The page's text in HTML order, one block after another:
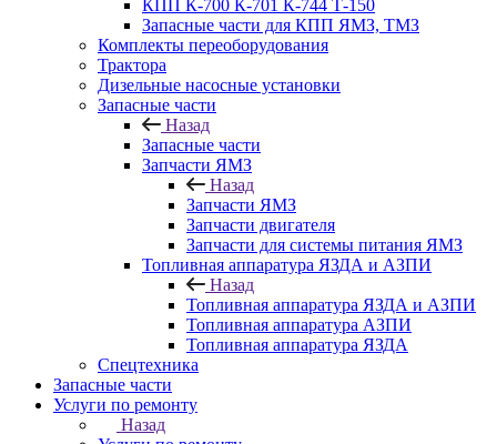
КПП К-700 К-701 К-744 Т-150
Запасные части для КПП ЯМЗ, ТМЗ
Комплекты переоборудования
Трактора
Дизельные насосные установки
Запасные части
Назад
Запасные части
Запчасти ЯМЗ
Назад
Запчасти ЯМЗ
Запчасти двигателя
Запчасти для системы питания ЯМЗ
Топливная аппаратура ЯЗДА и АЗПИ
Назад
Топливная аппаратура ЯЗДА и АЗПИ
Топливная аппаратура АЗПИ
Топливная аппаратура ЯЗДА
Спецтехника
Запасные части
Услуги по ремонту
Назад